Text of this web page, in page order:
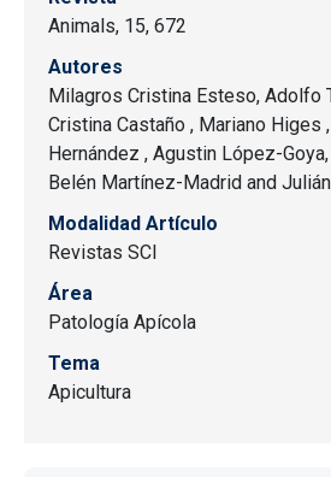
Animals, 15, 672
Autores
Milagros Cristina Esteso, Adolfo
Cristina Castaño , Mariano Higes
Hernández , Agustin López-
Belén Martínez-Madrid and
Modalidad Artículo
Revistas SCI
Área
Patología Apícola
Tema
Apicultura